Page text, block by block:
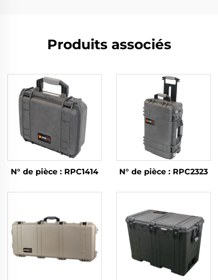
Produits associés
N° de pièce : RPC1414 N° de pièce : RPC2323